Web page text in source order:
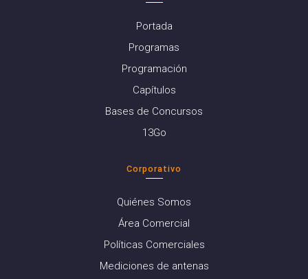
Portada
Programas
Programación
Capítulos
Bases de Concursos
13Go
Corporativo
Quiénes Somos
Área Comercial
Políticas Comerciales
Mediciones de antenas